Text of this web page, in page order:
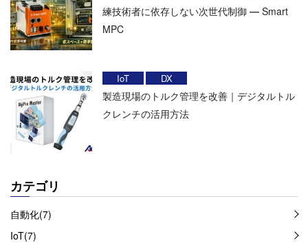
練技術者に依存しない次世代制御 ― Smart
MPC
IoT DX
製造現場のトルク管理を改善｜デジタルトル
クレンチの活用方法
カテゴリ
自動化(7)
IoT(7)